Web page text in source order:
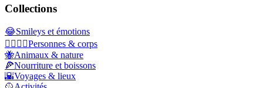
Collections
😂Smileys et émotions
👩‍❤️‍💋‍👨Personnes & corps
🐝Animaux & nature
🍕Nourriture et boissons
🌇Voyages & lieux